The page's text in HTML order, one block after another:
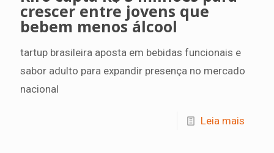
crescer entre jovens que
bebem menos álcool
tartup brasileira aposta em bebidas funcionais e
sabor adulto para expandir presença no mercado
nacional
Leia mais